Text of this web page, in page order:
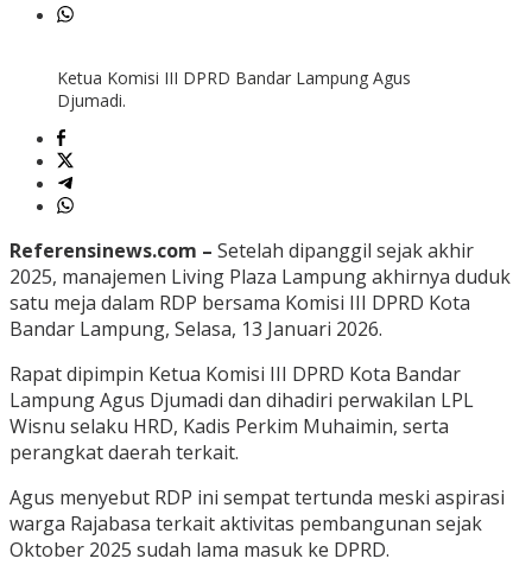
Ketua Komisi III DPRD Bandar Lampung Agus
Djumadi.
Referensinews.com – Setelah dipanggil sejak akhir
2025, manajemen Living Plaza Lampung akhirnya duduk
satu meja dalam RDP bersama Komisi III DPRD Kota
Bandar Lampung, Selasa, 13 Januari 2026.
Rapat dipimpin Ketua Komisi III DPRD Kota Bandar
Lampung Agus Djumadi dan dihadiri perwakilan LPL
Wisnu selaku HRD, Kadis Perkim Muhaimin, serta
perangkat daerah terkait.
Agus menyebut RDP ini sempat tertunda meski aspirasi
warga Rajabasa terkait aktivitas pembangunan sejak
Oktober 2025 sudah lama masuk ke DPRD.